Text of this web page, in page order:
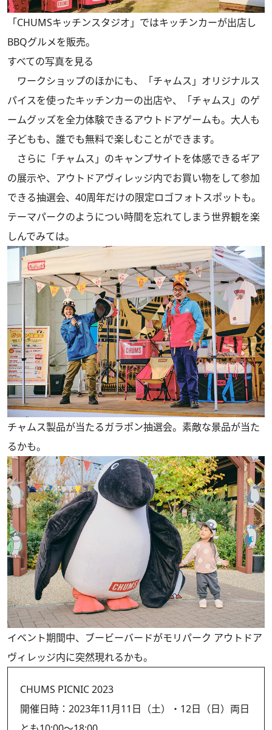
「CHUMSキッチンスタジオ」ではキッチンカーが出店し
BBQグルメを販売。
すべての写真を見る
ワークショップのほかにも、「チャムス」オリジナルス
パイスを使ったキッチンカーの出店や、「チャムス」のゲ
ームグッズを全力体験できるアウトドアゲームも。大人も
子どもも、誰でも無料で楽しむことができます。
さらに「チャムス」のキャンプサイトを体感できるギア
の展示や、アウトドアヴィレッジ内でお買い物をして参加
できる抽選会、40周年だけの限定ロゴフォトスポットも。
テーマパークのようについ時間を忘れてしまう世界観を楽
しんでみては。
チャムス製品が当たるガラポン抽選会。素敵な景品が当た
るかも。
イベント期間中、ブービーバードがモリパーク アウトドア
ヴィレッジ内に突然現れるかも。
CHUMS PICNIC 2023
開催日時：2023年11月11日（土）・12日（日）両日